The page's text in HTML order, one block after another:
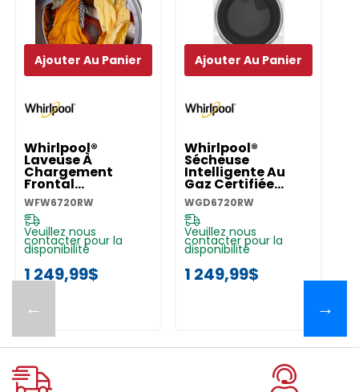
←
Whirlpool®
Laveuse À
Chargement
Frontal
Intelligente
Certifiée ENERGY
STAR® Avec
Système De
Ventilation
FreshFlow™ Et
Technologie De
Lavage Intelligent
WFW6720RW
Veuillez nous
contacter pour la
disponibilité
1 249,99$
Ajouter Au Panier
Whirlpool®
Sécheuse
Intelligente Au
Gaz Certifiée
ENERGY STAR®
Avec Options À
Vapeur De 7,4 Pi
Cu WGD6720RW
WGD6720RW
Veuillez nous
contacter pour la
disponibilité
1 249,99$
Ajouter Au Panier
→